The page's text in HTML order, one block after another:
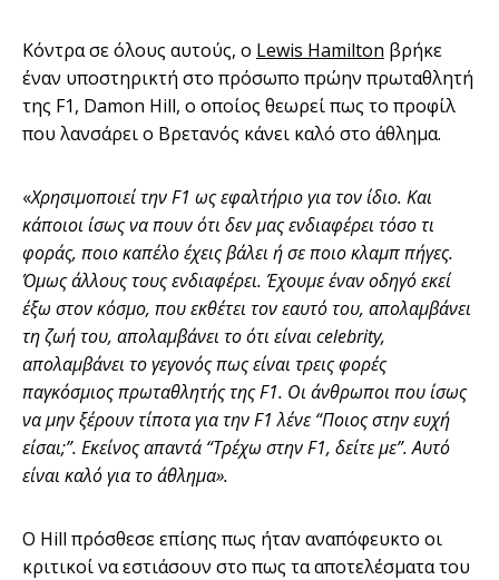
Κόντρα σε όλους αυτούς, ο Lewis Hamilton βρήκε
έναν υποστηρικτή στο πρόσωπο πρώην πρωταθλητή
της F1, Damon Hill, ο οποίος θεωρεί πως το προφίλ
που λανσάρει ο Βρετανός κάνει καλό στο άθλημα.
«Χρησιμοποιεί τηνF1 ως εφαλτήριο για τον ίδιο. Και
κάποιοι ίσως να πουν ότι δεν μας ενδιαφέρει τόσο τι
φοράς, ποιο καπέλο έχεις βάλει ή σε ποιο κλαμπ πήγες.
Όμως άλλους τους ενδιαφέρει. Έχουμε έναν οδηγό εκεί
έξω στον κόσμο, που εκθέτει τον εαυτό του, απολαμβάνει
τη ζωή του, απολαμβάνει το ότι είναι celebrity,
απολαμβάνει το γεγονός πως είναι τρεις φορές
παγκόσμιος πρωταθλητής τηςF1. Οι άνθρωποι που ίσως
να μην ξέρουν τίποτα για τηνF1 λένε “Ποιος στην ευχή
είσαι;”. Εκείνος απαντά “Τρέχω στηνF1, δείτε με”. Αυτό
είναι καλό για το άθλημα».
Ο Hill πρόσθεσε επίσης πως ήταν αναπόφευκτο οι
κριτικοί να εστιάσουν στο πως τα αποτελέσματα του